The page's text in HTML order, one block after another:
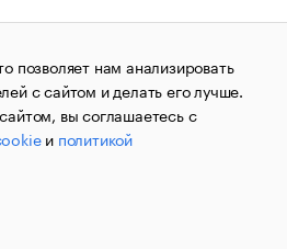
О соблюдении авторских прав
1995–2026.Сообщения
агентства «РБК»
службой по надзору в сфере
и массовых
09.12.2015 за номером ИА
пометкой «РБК». Отдельные
информацию,
позволяет нам анализировать
с сайтом и делать его лучше.
вы соглашаетесь с
и политикой